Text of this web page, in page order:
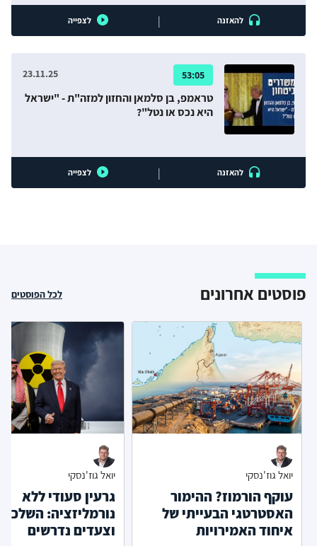
להאזנה | לצפייה
53:05
23.11.25
טראמפ, בן סלמאן והחזון למזה"ת - "ישראל
היא נכס או נטל"?
להאזנה | לצפייה
פוסטים אחרונים לכל הפוסטים
יואל גוז'נסקי
עוקף הורמוז? ההימור
האסטרטגי הבעייתי של
איחוד האמירויות
יואל גוז'נסקי
גרעין סעודי ללא
נורמליזציה:
וצעדים נדרשים